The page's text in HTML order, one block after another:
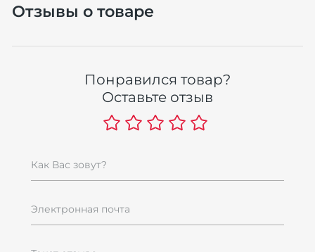
Отзывы о товаре
Понравился товар?
Оставьте отзыв
Как Вас зовут?
Электронная почта